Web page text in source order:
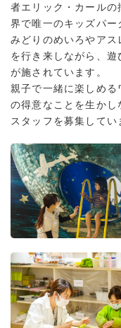
者エリック・カール
界で唯一のキッズパー
みどりのめいろやア
を行き来しながら、
が施されています。
親子で一緒に楽しめ
の得意なことを生かし
スタッフを募集してい